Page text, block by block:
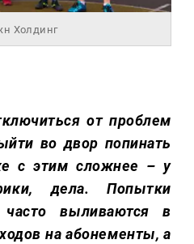
Холдинг
от проблем
во двор попинать
с этим сложнее – у
дела. Попытки
часто выливаются в
на абонементы, а